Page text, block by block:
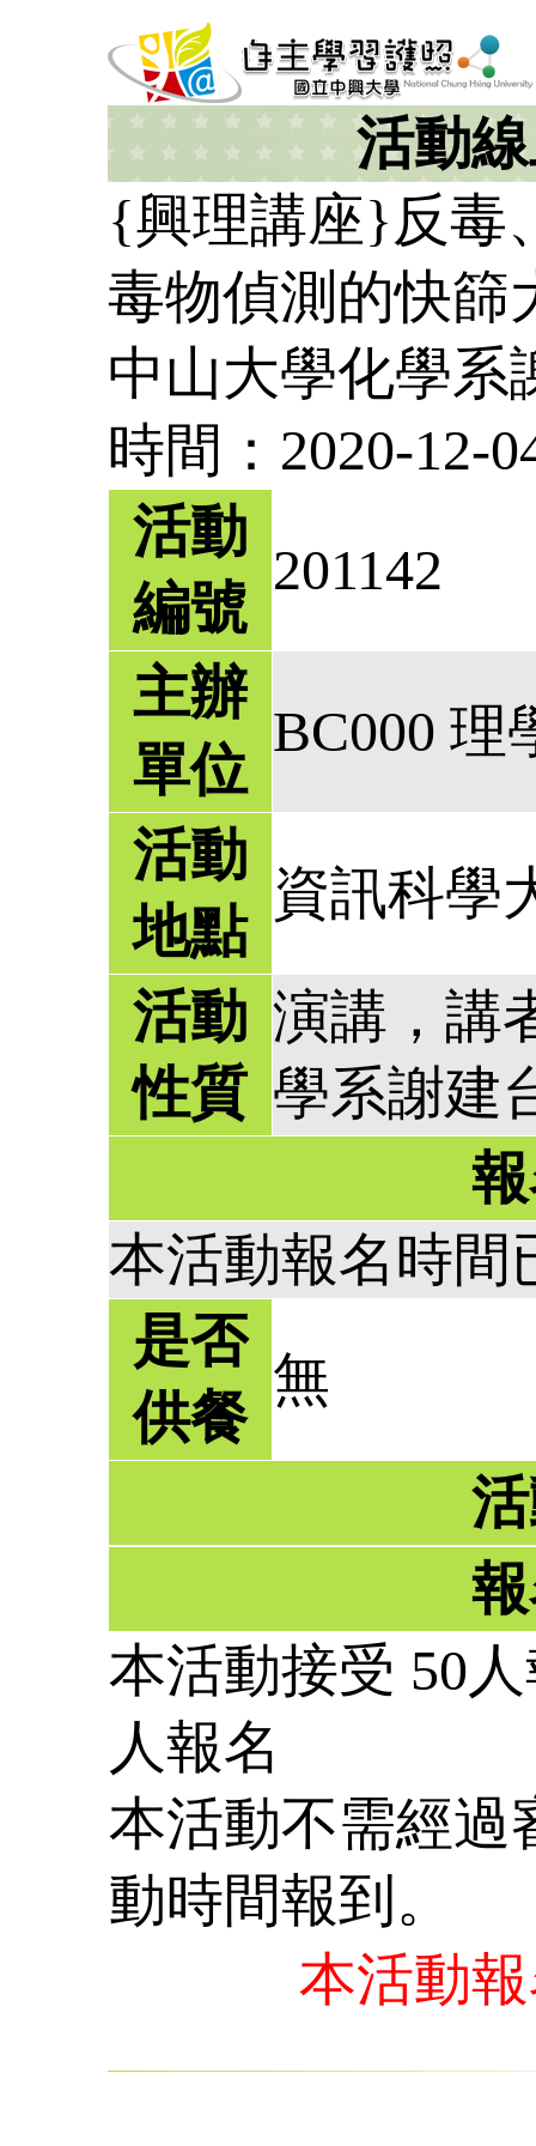
活動
{興理講座}反毒
毒物偵測的快篩
中山大學化學系
時間：2020-12-
活動
編號
201142
主辦
單位
BC000 理
活動
地點
資訊科學
活動
性質
演講，講
學系謝建
本活動報名時間
是否
供餐
無
本活動接受 50
人報名
本活動不需經過
動時間報到。
本活動